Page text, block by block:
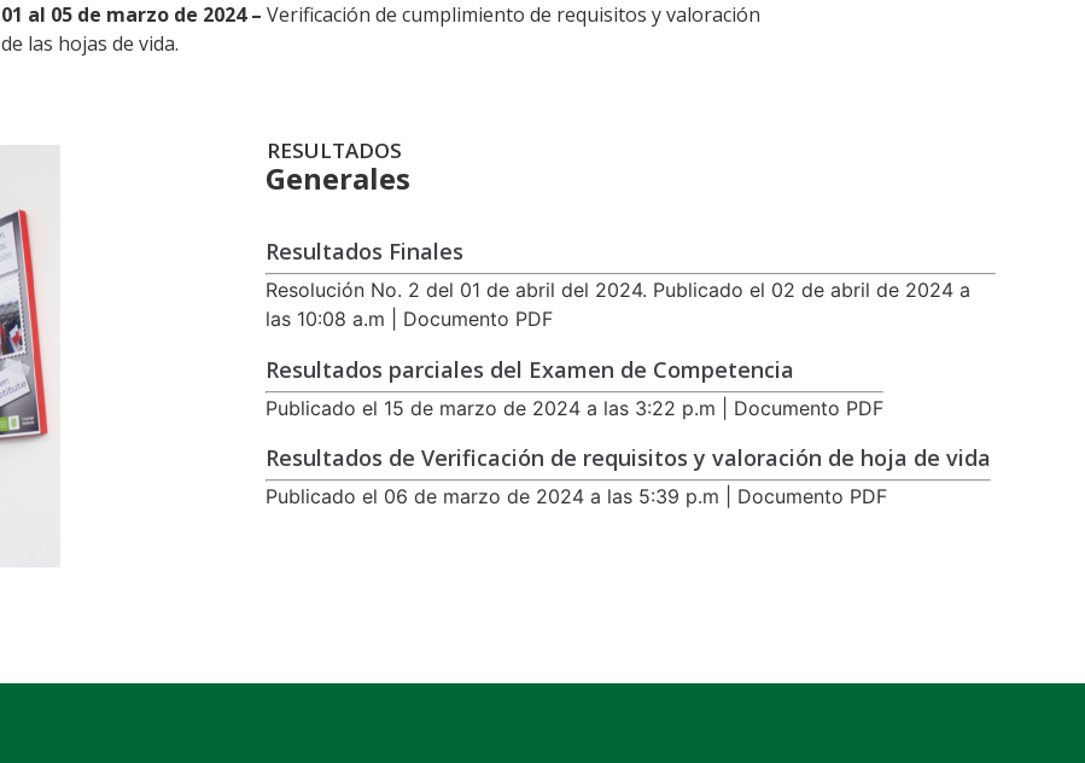
01 al 05 de marzo de 2024 – Verificación de cumplimiento de requisitos y valoración
de las hojas de vida.
RESULTADOS
Generales
Resultados Finales
Resolución No. 2 del 01 de abril del 2024. Publicado el 02 de abril de 2024 a
las 10:08 a.m | Documento PDF
Resultados parciales del Examen de Competencia
Publicado el 15 de marzo de 2024 a las 3:22 p.m | Documento PDF
Resultados de Verificación de requisitos y valoración de hoja de vida
Publicado el 06 de marzo de 2024 a las 5:39 p.m | Documento PDF